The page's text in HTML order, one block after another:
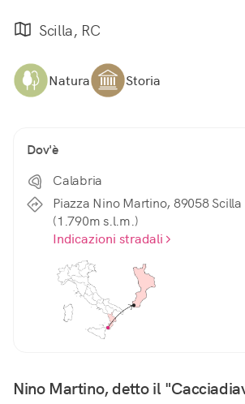
Scilla, RC
Natura Storia
Dov'è
Calabria
Piazza Nino Martino, 89058
(1.790m s.l.m.)
Indicazioni stradali
Nino Martino, detto il